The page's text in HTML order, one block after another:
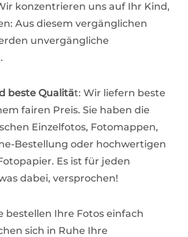
konzentrieren uns auf Ihr Kind,
Aus diesem vergänglichen
unvergängliche
beste Qualität: Wir liefern beste
fairen Preis. Sie haben die
Einzelfotos, Fotomappen,
Bestellung oder hochwertigen
Es ist für jeden
dabei, versprochen!
bestellen Ihre Fotos einfach
sich in Ruhe Ihre